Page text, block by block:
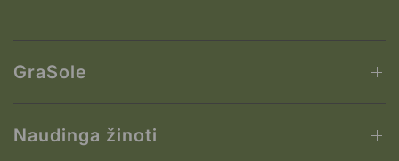
GraSole
Naudinga žinoti